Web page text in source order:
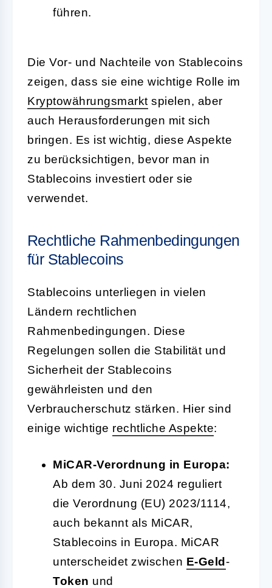
führen.
Die Vor- und Nachteile von Stablecoins
zeigen, dass sie eine wichtige Rolle im
Kryptowährungsmarkt spielen, aber
auch Herausforderungen mit sich
bringen. Es ist wichtig, diese Aspekte
zu berücksichtigen, bevor man in
Stablecoins investiert oder sie
verwendet.
Rechtliche Rahmenbedingungen
für Stablecoins
Stablecoins unterliegen in vielen
Ländern rechtlichen
Rahmenbedingungen. Diese
Regelungen sollen die Stabilität und
Sicherheit der Stablecoins
gewährleisten und den
Verbraucherschutz stärken. Hier sind
einige wichtige rechtliche Aspekte:
MiCAR-Verordnung in Europa:
Ab dem 30. Juni 2024 reguliert
die Verordnung (EU) 2023/1114,
auch bekannt als MiCAR,
Stablecoins in Europa. MiCAR
unterscheidet zwischen E-Geld-
Token und